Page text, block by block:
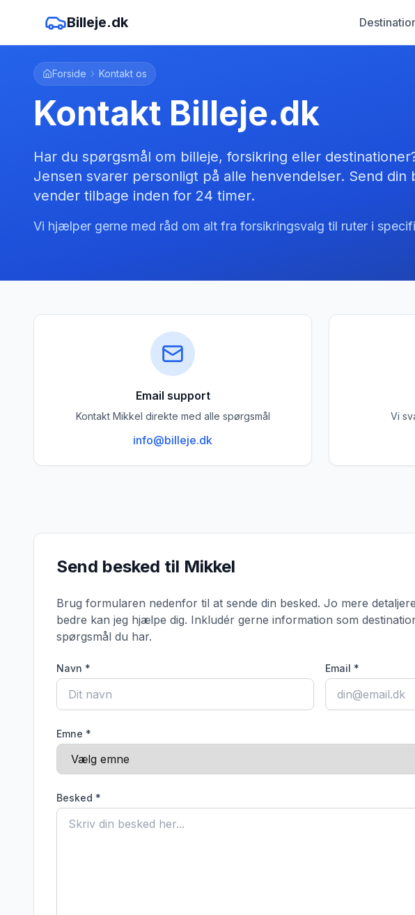
Billeje.dk
Forside Kontakt os
Kontakt Billeje.dk
Har du spørgsmål om billeje, forsikring eller
Jensen svarer personligt på alle henvendelser. Send din
vender tilbage inden for 24 timer.
Vi hjælper gerne med råd om alt fra forsikringsvalg til ruter i
Email support
Kontakt Mikkel direkte med alle spørgsmål
info@billeje.dk
Vi
Send besked til Mikkel
Brug formularen nedenfor til at sende din besked. Jo mere
bedre kan jeg hjælpe dig. Inkludér gerne information som
spørgsmål du har.
Navn * Email *
Emne *
Besked *